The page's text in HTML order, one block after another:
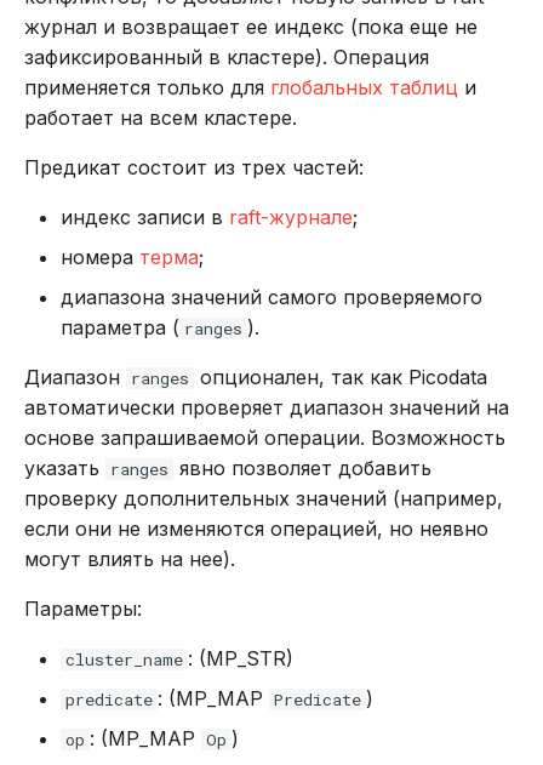
журнал и возвращает ее индекс (пока еще не
зафиксированный в кластере). Операция
применяется только для глобальных таблиц и
работает на всем кластере.
Предикат состоит из трех частей:
индекс записи в raft-журнале;
номера терма;
диапазона значений самого проверяемого
параметра ( ranges ).
Диапазон ranges опционален, так как Picodata
автоматически проверяет диапазон значений на
основе запрашиваемой операции. Возможность
указать
ranges явно позволяет добавить
проверку дополнительных значений (например,
если они не изменяются операцией, но неявно
могут влиять на нее).
Параметры:
cluster_name : (MP_STR)
predicate : (MP_MAP Predicate )
op : (MP_MAP Op )